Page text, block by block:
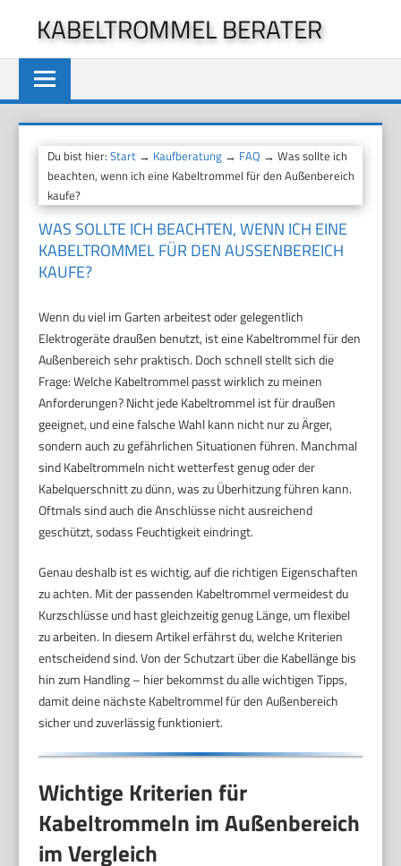
springen
KABELTROMMEL BERATER
Du bist hier:Start → Kaufberatung → FAQ → Was sollte ich
beachten, wenn ich eine Kabeltrommel für den Außenbereich
kaufe?
WAS SOLLTE ICH BEACHTEN, WENN ICH EINE
KABELTROMMEL FÜR DEN AUSSENBEREICH K
AUFE?
Wenn du viel im Garten arbeitest oder gelegentlich
Elektrogeräte draußen benutzt, ist eine Kabeltrommel für den
Außenbereich sehr praktisch. Doch schnell stellt sich die
Frage: Welche Kabeltrommel passt wirklich zu meinen
Anforderungen? Nicht jede Kabeltrommel ist für draußen
geeignet, und eine falsche Wahl kann nicht nur zu Ärger,
sondern auch zu gefährlichen Situationen führen. Manchmal
sind Kabeltrommeln nicht wetterfest genug oder der
Kabelquerschnitt zu dünn, was zu Überhitzung führen kann.
Oftmals sind auch die Anschlüsse nicht ausreichend
geschützt, sodass Feuchtigkeit eindringt.
Genau deshalb ist es wichtig, auf die richtigen Eigenschaften
zu achten. Mit der passenden Kabeltrommel vermeidest du
Kurzschlüsse und hast gleichzeitig genug Länge, um flexibel
zu arbeiten. In diesem Artikel erfährst du, welche Kriterien
entscheidend sind. Von der Schutzart über die Kabellänge bis
hin zum Handling – hier bekommst du alle wichtigen Tipps,
damit deine nächste Kabeltrommel für den Außenbereich
sicher und zuverlässig funktioniert.
Wichtige Kriterien für
Kabeltrommeln im Außenbereich
im Vergleich